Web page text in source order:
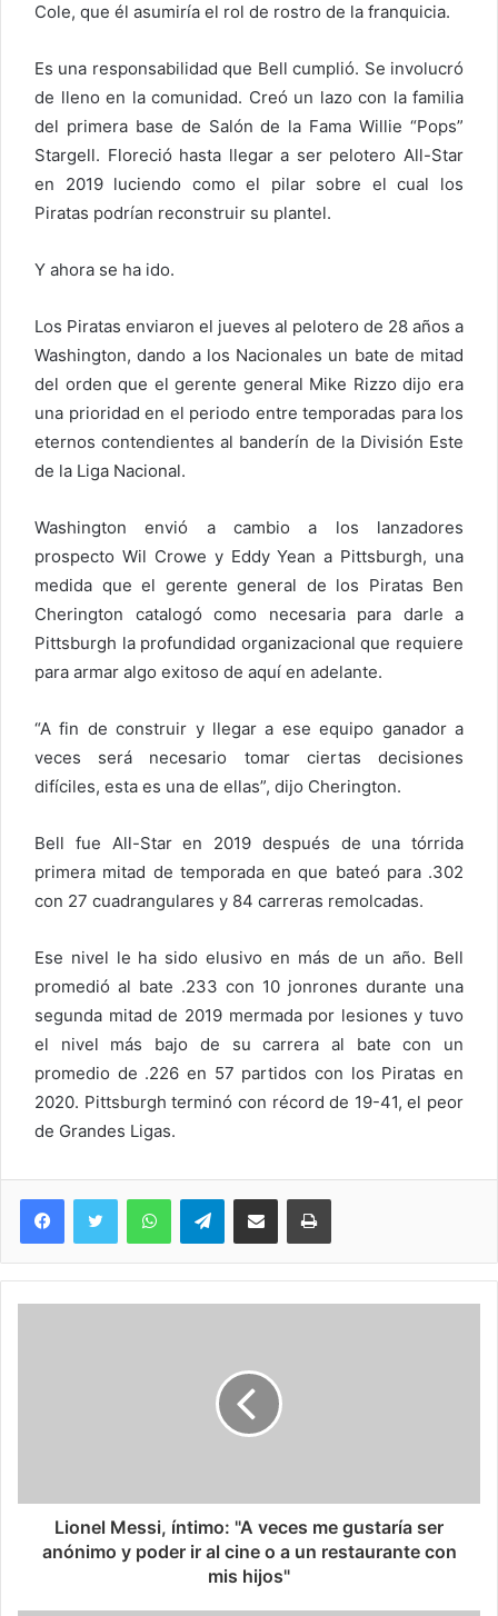
Cole, que él asumiría el rol de rostro de la franquicia.
Es una responsabilidad que Bell cumplió. Se involucró
de lleno en la comunidad. Creó un lazo con la familia
del primera base de Salón de la Fama Willie “Pops”
Stargell. Floreció hasta llegar a ser pelotero All-Star
en 2019 luciendo como el pilar sobre el cual los
Piratas podrían reconstruir su plantel.
Y ahora se ha ido.
Los Piratas enviaron el jueves al pelotero de 28 años a
Washington, dando a los Nacionales un bate de mitad
del orden que el gerente general Mike Rizzo dijo era
una prioridad en el periodo entre temporadas para los
eternos contendientes al banderín de la División Este
de la Liga Nacional.
Washington envió a cambio a los lanzadores
prospecto Wil Crowe y Eddy Yean a Pittsburgh, una
medida que el gerente general de los Piratas Ben
Cherington catalogó como necesaria para darle a
Pittsburgh la profundidad organizacional que requiere
para armar algo exitoso de aquí en adelante.
“A fin de construir y llegar a ese equipo ganador a
veces será necesario tomar ciertas decisiones
difíciles, esta es una de ellas”, dijo Cherington.
Bell fue All-Star en 2019 después de una tórrida
primera mitad de temporada en que bateó para .302
con 27 cuadrangulares y 84 carreras remolcadas.
Ese nivel le ha sido elusivo en más de un año. Bell
promedió al bate .233 con 10 jonrones durante una
segunda mitad de 2019 mermada por lesiones y tuvo
el nivel más bajo de su carrera al bate con un
promedio de .226 en 57 partidos con los Piratas en
2020. Pittsburgh terminó con récord de 19-41, el peor
de Grandes Ligas.
WhatsAppTelegramCompartir via Email Imprimi
Lionel Messi, íntimo: "A veces me gustaría ser
anónimo y poder ir al cine o a un restaurante con
mis hijos"